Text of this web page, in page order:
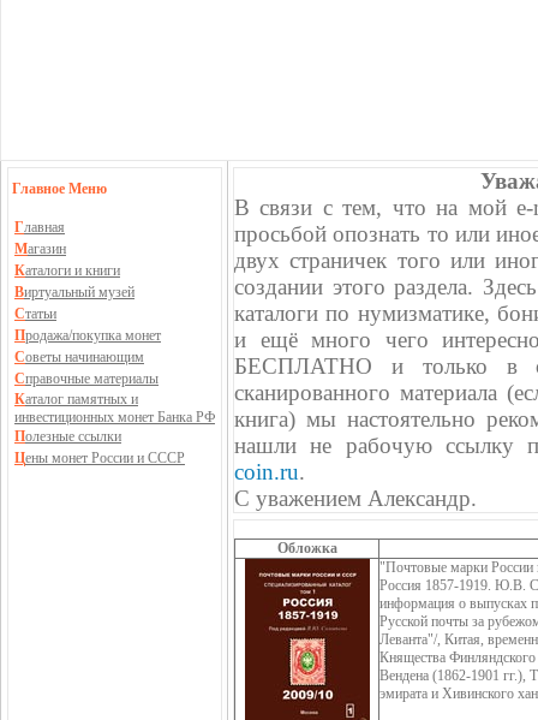
Главное Меню
Главная
Магазин
Каталоги и книги
Виртуальный музей
Статьи
Продажа/покупка монет
Советы начинающим
Справочные материалы
Каталог памятных и
инвестиционных монет Банка РФ
Полезные ссылки
Цены монет России и СССР
В связи с тем, что на мой e-
просьбой опознать то или
двух страничек того или
создании этого раздела.
каталоги по нумизматике,
и ещё много чего
БЕСПЛАТНО и только в
сканированного материала
книга) мы настоятельно
нашли не рабочую ссылку
coin.ru.
С уважением Александр.
Обложка
"Почтовые марки России
Россия 1857-1919. Ю.В.
информация о выпусках
Русской почты за
Леванта"/, Китая,
Княщества
Вендена (1862-1901 гг.),
эмирата и Хивинского